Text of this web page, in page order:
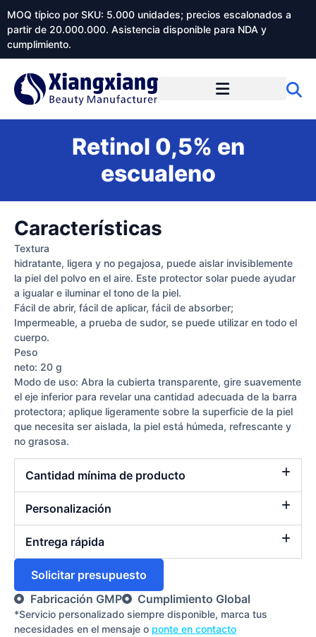
MOQ típico por SKU: 5.000 unidades; precios escalonados a
partir de 20.000.000. Asistencia disponible para NDA y
cumplimiento.
Retinol 0,5% en
escualeno
Características
Textura
hidratante, ligera y no pegajosa, puede aislar invisiblemente
la piel del polvo en el aire. Este protector solar puede ayudar
a igualar e iluminar el tono de la piel.
Fácil de abrir, fácil de aplicar, fácil de absorber;
Impermeable, a prueba de sudor, se puede utilizar en todo el
cuerpo.
Peso
neto: 20 g
Modo de uso: Abra la cubierta transparente, gire suavemente
el eje inferior para revelar una cantidad adecuada de la barra
protectora; aplique ligeramente sobre la superficie de la piel
que necesita ser aislada, la piel está húmeda, refrescante y
no grasosa.
Cantidad mínima de producto
Personalización
Entrega rápida
Solicitar presupuesto
Fabricación GMP
Cumplimiento Global
*Servicio personalizado siempre disponible, marca tus
necesidades en el mensaje o ponte en contacto